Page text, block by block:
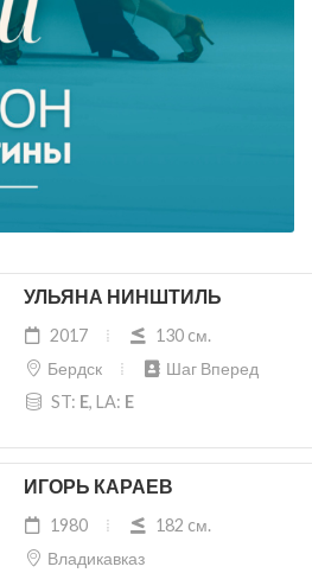
УЛЬЯНА НИНШТИЛЬ
2017
130 cм.
Бердск
Шаг Вперед
ST: E, LA: E
ИГОРЬ КАРАЕВ
1980
182 cм.
Владикавказ